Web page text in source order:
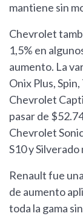
mantiene sin
Chevrolet
1,5% en
aumento. La
Onix Plus,
Chevrolet
pasar de
Chevrolet
S10 y
Renault fue
de aumento
toda la gama